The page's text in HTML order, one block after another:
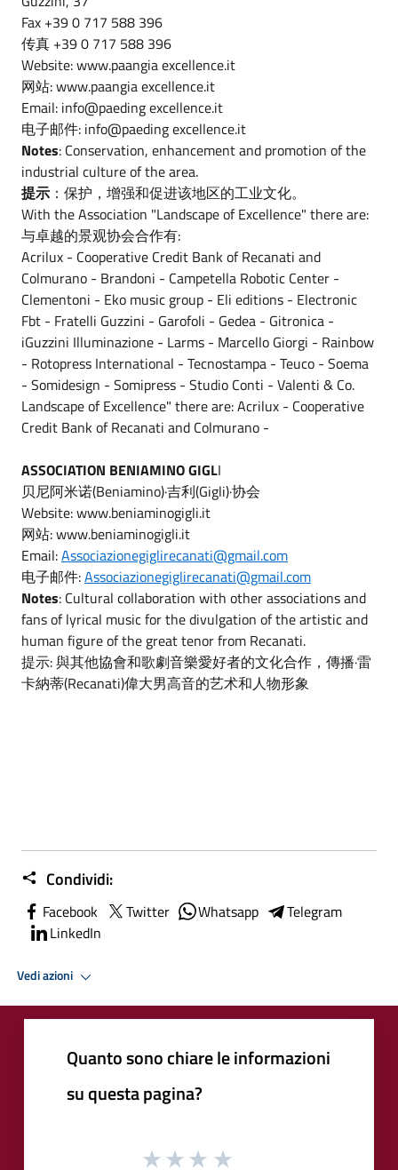
Fax +39 0 717 588 396
传真 +39 0 717 588 396
Website: www.paangia excellence.it
网站: www.paangia excellence.it
Email: info@paeding excellence.it
电子邮件: info@paeding excellence.it
Notes: Conservation, enhancement and promotion of the
industrial culture of the area.
提示 ：保护，增强和促进该地区的工业文化。
With the Association "Landscape of Excellence" there are:
与卓越的景观协会合作有:
Acrilux - Cooperative Credit Bank of Recanati and
Colmurano - Brandoni - Campetella Robotic Center -
Clementoni - Eko music group - Eli editions - Electronic
Fbt - Fratelli Guzzini - Garofoli - Gedea - Gitronica -
iGuzzini Illuminazione - Larms - Marcello Giorgi - Rainbow
- Rotopress International - Tecnostampa - Teuco - Soema
- Somidesign - Somipress - Studio Conti - Valenti & Co.
Landscape of Excellence" there are: Acrilux - Cooperative
Credit Bank of Recanati and Colmurano -
ASSOCIATION BENIAMINO GIGLI
贝尼阿米诺(Beniamino)·吉利(Gigli)·协会
Website: www.beniaminogigli.it
网站: www.beniaminogigli.it
Email:Associazionegiglirecanati@gmail.com
电子邮件:Associazionegiglirecanati@gmail.com
Notes: Cultural collaboration with other associations and
fans of lyrical music for the divulgation of the artistic and
human figure of the great tenor from Recanati.
提示: 與其他協會和歌劇音樂愛好者的文化合作，傳播·雷
卡納蒂(Recanati)偉大男高音的艺术和人物形象
Condividi:
Facebook Twitter Whatsapp
Telegram
LinkedIn
Vedi azioni
Quanto sono chiare le informazioni
su questa pagina?